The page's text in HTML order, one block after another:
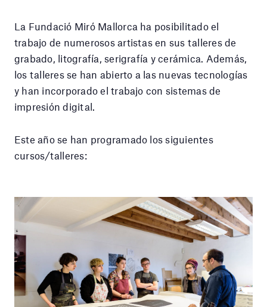
La Fundació Miró Mallorca ha posibilitado el
trabajo de numerosos artistas en sus talleres de
grabado, litografía, serigrafía y cerámica. Además,
los talleres se han abierto a las nuevas tecnologías
y han incorporado el trabajo con sistemas de
impresión digital.
Este año se han programado los siguientes
cursos/talleres: